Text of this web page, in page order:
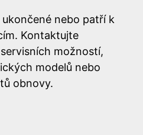
nebo patří k
Kontaktujte
možností,
modelů nebo
obnovy.